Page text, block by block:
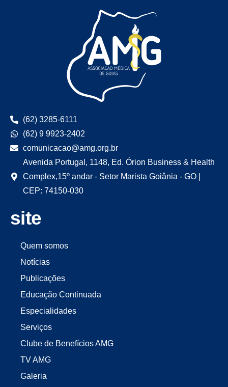
(62) 3285-6111
(62) 9 9923-2402
comunicacao@amg.org.br
Avenida Portugal, 1148, Ed. Órion Business & Health
Complex,15º andar - Setor Marista Goiânia - GO |
CEP: 74150-030
site
Quem somos
Notícias
Publicações
Educação Continuada
Especialidades
Serviços
Clube de Benefícios AMG
TV AMG
Galeria